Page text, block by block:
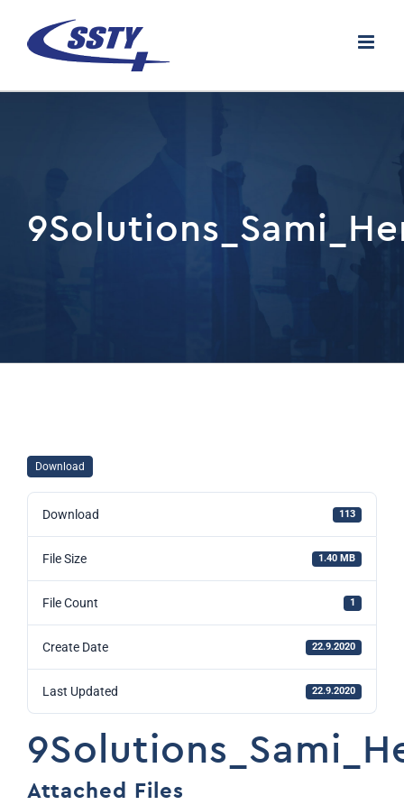
content
Download
Download 113
File Size 1.40 MB
File Count 1
Create Date 22.9.2020
Last Updated 22.9.2020
Attached Files